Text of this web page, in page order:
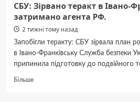
СБУ: Зірвано теракт в Івано-
затримано агента РФ.
2 тижні тому назад
Запобігли теракту: СБУ зірвала план
в Івано-Франківську Служба безпеки
припинила підготовку до подвійного
БільшеДокладніше